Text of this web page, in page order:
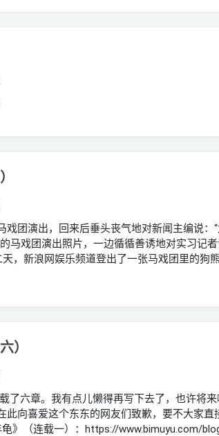
团演出，回来后垂头丧气地对新闻主编说：
马戏团演出照片，一边循循善诱地对实习记者
，新浪网娱乐频道登出了一张马戏团里的狗
）
了六章。我有点儿懒得再写下去了，也许将
此向喜爱这个东东的网友们致歉，要不大家直
》（连载一）：https://www.bimuyu.com/